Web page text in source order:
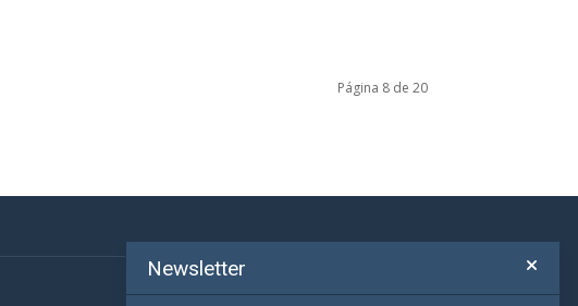
Página 8 de 20
Newsletter